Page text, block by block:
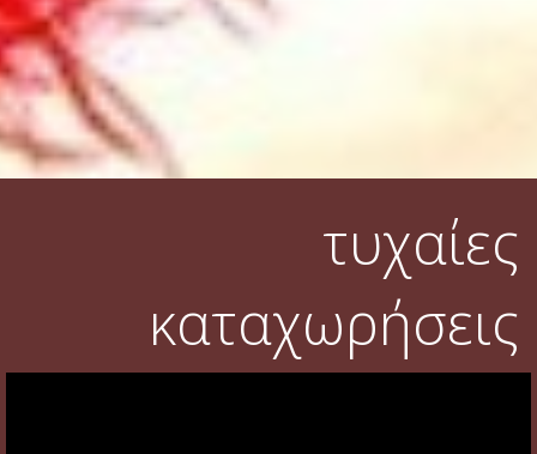
τυχαίες
καταχωρήσεις